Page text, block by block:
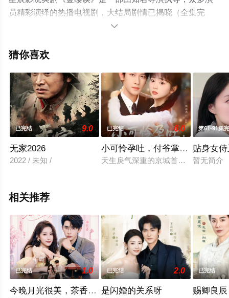
员精彩演绎的热播电视剧，大结局剧情已揭晓（全集完
结），手机免费观看高清无删减完整版电视剧全集就上星
情网等平台了解。

猜你喜欢
已完结 9.0
无家2026
2022 / 未知 /
已完结 6.0
小可怜孕吐，付爷掌心娇宠
天生戾气深重的京城首富付妄，意外
第61-91集
贴身女
暂无简介
相关推荐
已完结 1.0
今晚月光很美，茶香四溢
已完结 2.0
是闪婚的关系呀
已完结
赐卿良辰